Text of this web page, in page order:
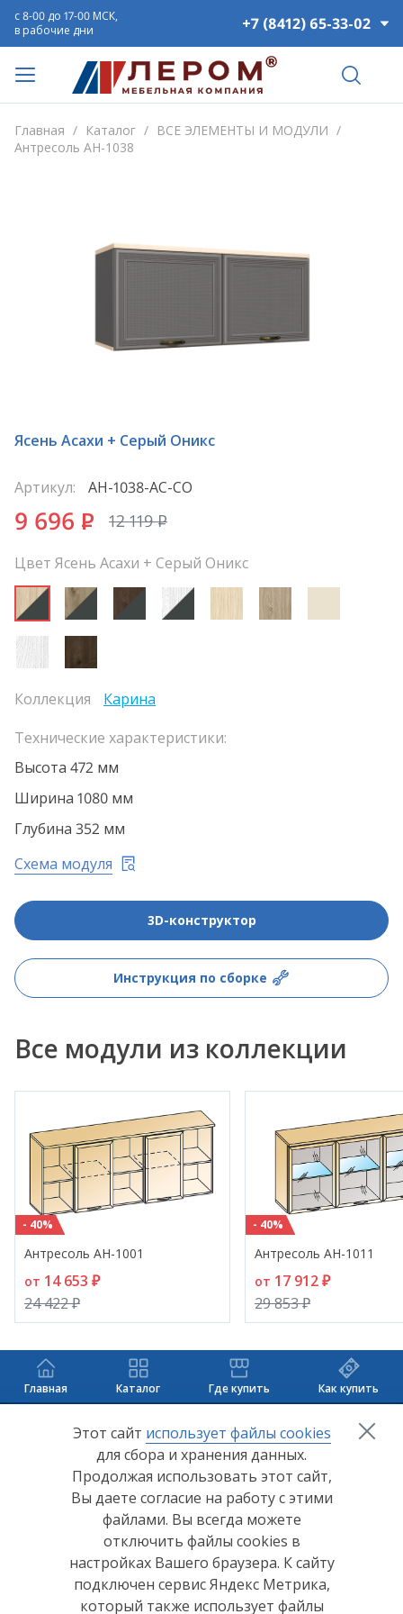
+7 (8412) 65-33-02
с 8-00 до 17-00 МСК,
в рабочие дни
Главная / Каталог / ВСЕ ЭЛЕМЕНТЫ И МОДУЛИ /
Антресоль АН-1038
Ясень Асахи + Серый Оникс
Артикул: АН-1038-АС-СО
9 696 P 12 119P
Цвет Ясень Асахи + Серый Оникс
Коллекция
Карина
Технические характеристики:
Высота 472 мм
Ширина 1080 мм
Глубина 352 мм
Схема модуля
3D-конструктор
Инструкция по сборке
Все модули из коллекции
- 40%
Антресоль АН-1001
от 14 653 ₽
24 422 ₽
- 40%
Антресоль АН-1011
от 17 912 ₽
29 853 ₽
Главная Каталог Где купить Как купить
+7 (8412) 65-33-00
info@lerom.ru
Согласие на обработку персональных данных
Политика конфиденциальности
Согласие на обработку персональных данных Яндекс
Этот сайт использует файлы cookies
для сбора и хранения данных.
Продолжая использовать этот сайт,
Вы даете согласие на работу с этими
файлами. Вы всегда можете
отключить файлы cookies в
настройках Вашего браузера. К сайту
подключен сервис Яндекс Метрика,
который также использует файлы